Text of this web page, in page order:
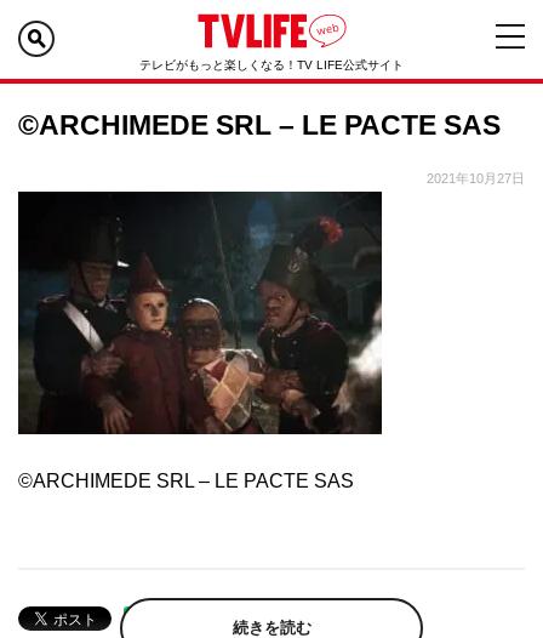
テレビがもっと楽しくなる！TV LIFE公式サイト
©ARCHIMEDE SRL – LE PACTE SAS
2021年10月27日
©ARCHIMEDE SRL – LE PACTE SAS
続きを読む